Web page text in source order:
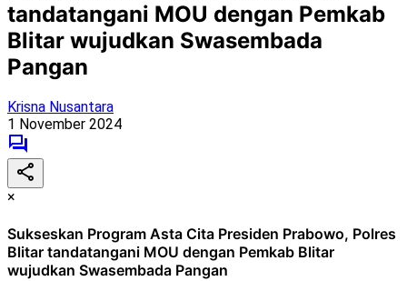
tandatangani MOU dengan Pemkab
Blitar wujudkan Swasembada
Pangan
Krisna Nusantara
1 November 2024
×
Sukseskan Program Asta Cita Presiden Prabowo, Polres
Blitar tandatangani MOU dengan Pemkab Blitar
wujudkan Swasembada Pangan